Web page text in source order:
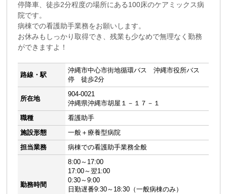
停降車、徒歩2分程度の場所にある100床のケアミックス病
院です。
病棟での看護助手業務をお願いします。
お休みもしっかり取得でき、残業も少なめで無理なく勤務
ができますよ！
路線・駅
沖縄市中心市街地循環バス 沖縄市役所バス
停 徒歩2分
所在地
904-0021
沖縄県沖縄市胡屋１－１７－１
職種
看護助手
施設形態
一般＋療養型病院
担当業務
病棟での看護助手業務全般
勤務時間
8:00～17:00
17:00～翌1:00
0:30～9:00
日勤遅番9:30～18:30（一般病棟のみ）